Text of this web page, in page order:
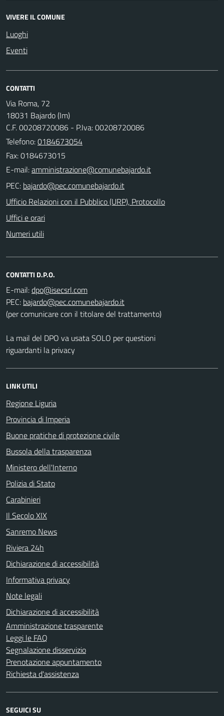
VIVERE IL COMUNE
Luoghi
Eventi
CONTATTI
Via Roma, 72
18031 Bajardo (Im)
C.F. 00208720086 - P.Iva: 00208720086
Telefono:0184673054
Fax: 0184673015
E-mail:
PEC:
Ufficio Relazioni con il Pubblico (URP), Protocollo
Uffici e orari
Numeri utili
CONTATTI D.P.O.
E-mail:
PEC:
(per comunicare con il titolare del trattamento)
La mail del DPO va usata SOLO per questioni
riguardanti la privacy
LINK UTILI
Regione Liguria
Provincia di Imperia
Buone pratiche di protezione civile
Bussola della trasparenza
Ministero dell'Interno
Polizia di Stato
Carabinieri
Il Secolo XIX
Sanremo News
Riviera 24h
Dichiarazione di accessibilità
Informativa privacy
Note legali
Dichiarazione di accessibilità
Amministrazione trasparente
Leggi le FAQ
Segnalazione disservizio
Prenotazione appuntamento
Richiesta d'assistenza
SEGUICI SU